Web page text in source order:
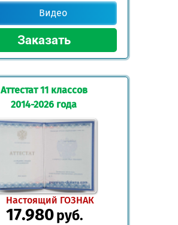
Видео
Аттестат 11 классов
2014-2026 года
Настоящий ГОЗНАК
17.980руб.